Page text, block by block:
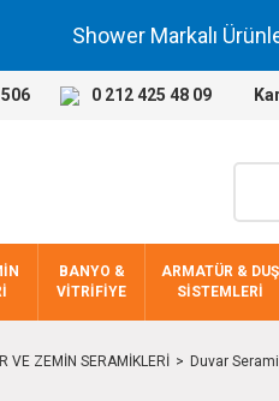
Shower Markalı
0 212 425 48 09
BANYO &
VİTRİFİYE
ARMATÜR & DUŞ
SİSTEMLERİ
VE ZEMİN SERAMİKLERİ Duvar